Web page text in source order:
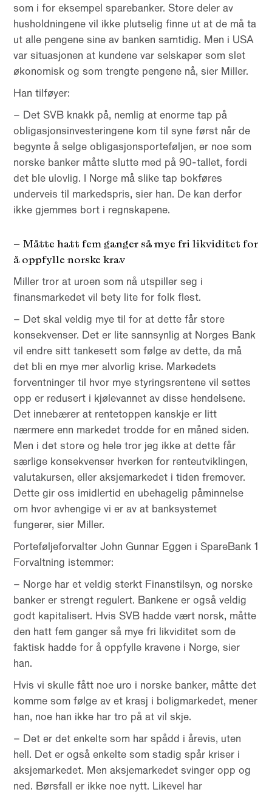
som i for eksempel sparebanker. Store deler av
husholdningene vil ikke plutselig finne ut at de må ta
ut alle pengene sine av banken samtidig. Men i USA
var situasjonen at kundene var selskaper som slet
økonomisk og som trengte pengene nå, sier Miller.
Han tilføyer:
– Det SVB knakk på, nemlig at enorme tap på
obligasjonsinvesteringene kom til syne først når de
begynte å selge obligasjonsporteføljen, er noe som
norske banker måtte slutte med på 90-tallet, fordi
det ble ulovlig. I Norge må slike tap bokføres
underveis til markedspris, sier han. De kan derfor
ikke gjemmes bort i regnskapene.
– Måtte hatt fem ganger så mye fri likviditet for
å oppfylle norske krav
Miller tror at uroen som nå utspiller seg i
finansmarkedet vil bety lite for folk flest.
– Det skal veldig mye til for at dette får store
konsekvenser. Det er lite sannsynlig at Norges Bank
vil endre sitt tankesett som følge av dette, da må
det bli en mye mer alvorlig krise. Markedets
forventninger til hvor mye styringsrentene vil settes
opp er redusert i kjølevannet av disse hendelsene.
Det innebærer at rentetoppen kanskje er litt
nærmere enn markedet trodde for en måned siden.
Men i det store og hele tror jeg ikke at dette får
særlige konsekvenser hverken for renteutviklingen,
valutakursen, eller aksjemarkedet i tiden fremover.
Dette gir oss imidlertid en ubehagelig påminnelse
om hvor avhengige vi er av at banksystemet
fungerer, sier Miller.
Porteføljeforvalter John Gunnar Eggen i SpareBank 1
Forvaltning istemmer:
– Norge har et veldig sterkt Finanstilsyn, og norske
banker er strengt regulert. Bankene er også veldig
godt kapitalisert. Hvis SVB hadde vært norsk, måtte
den hatt fem ganger så mye fri likviditet som de
faktisk hadde for å oppfylle kravene i Norge, sier
han.
Hvis vi skulle fått noe uro i norske banker, måtte det
komme som følge av et krasj i boligmarkedet, mener
han, noe han ikke har tro på at vil skje.
– Det er det enkelte som har spådd i årevis, uten
hell. Det er også enkelte som stadig spår kriser i
aksjemarkedet. Men aksjemarkedet svinger opp og
ned. Børsfall er ikke noe nytt. Likevel har